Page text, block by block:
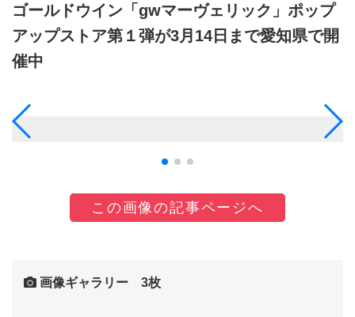
ゴールドウイン「gwマーヴェリック」ポップ
アップストア第１弾が3月14日まで愛知県で開
催中
この画像の記事ページへ
画像ギャラリー 3枚